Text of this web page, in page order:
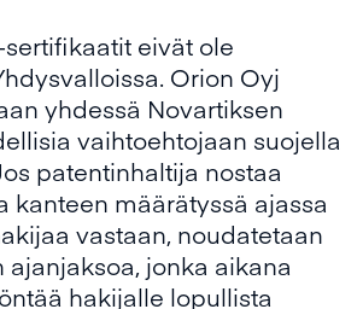
eivät ole
Orion Oyj
yhdessä Novartiksen
vaihtoehtojaan suojella
patentinhaltija nostaa
kanteen määrätyssä ajassa
vastaan, noudatetaan
ajanjaksoa, jonka aikana
hakijalle lopullista